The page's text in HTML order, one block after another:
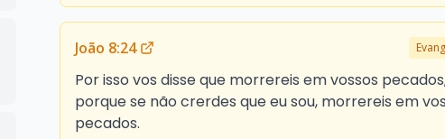
João 8:24
Por isso vos disse que morrereis em vossos
porque se não crerdes que eu sou, morrereis em
pecados.